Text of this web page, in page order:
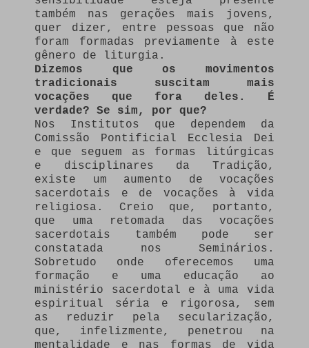
também nas gerações mais jovens,
quer dizer, entre pessoas que não
foram formadas previamente à este
gênero de liturgia.
Dizemos que os movimentos
tradicionais suscitam mais
vocações que fora deles. É
verdade? Se sim, por que?
Nos Institutos que dependem da
Comissão Pontificial Ecclesia Dei
e que seguem as formas litúrgicas
e disciplinares da Tradição,
existe um aumento de vocações
sacerdotais e de vocações à vida
religiosa. Creio que, portanto,
que uma retomada das vocações
sacerdotais também pode ser
constatada nos Seminários.
Sobretudo onde oferecemos uma
formação e uma educação ao
ministério sacerdotal e à uma vida
espiritual séria e rigorosa, sem
as reduzir pela secularização,
que, infelizmente, penetrou na
mentalidade e nas formas de vida